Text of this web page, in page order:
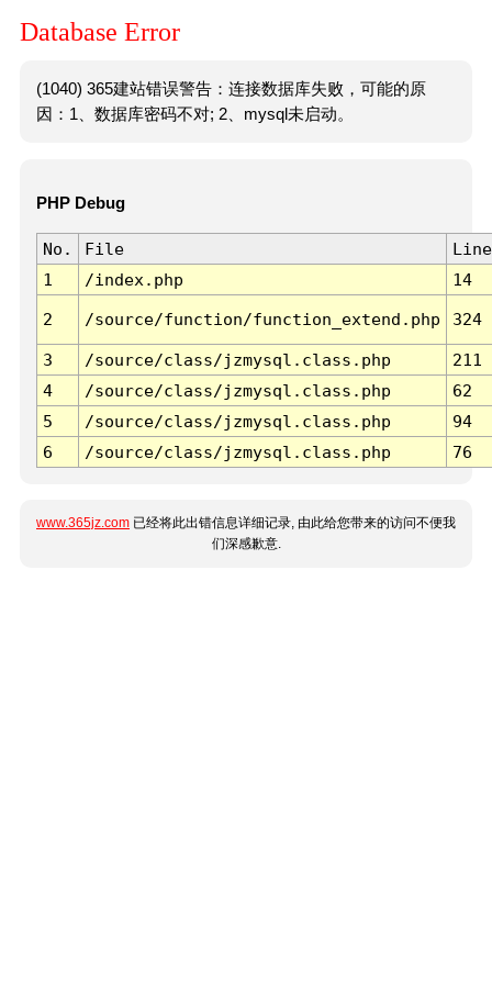
Database Error
(1040) 365建站错误警告：连接数据库失败，可能的原
因：1、数据库密码不对; 2、mysql未启动。
PHP Debug
No. File
Line
1
/index.php 14
2 /source/function/function_extend.php 324
3 /source/class/jzmysql.class.php
211
4
/source/class/jzmysql.class.php
62
5
/source/class/jzmysql.class.php
94
6
/source/class/jzmysql.class.php 76
www.365jz.com 已经将此出错信息详细记录, 由此给您带来的访问不便我
们深感歉意.